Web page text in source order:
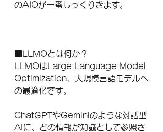
のAIOが一番しっくりきます。
■LLMOとは何か？
LLMOはLarge Language Model
Optimization、大規模言語モデルへ
の最適化です。
ChatGPTやGeminiのような対話型
AIに、どの情報が知識として参照さ